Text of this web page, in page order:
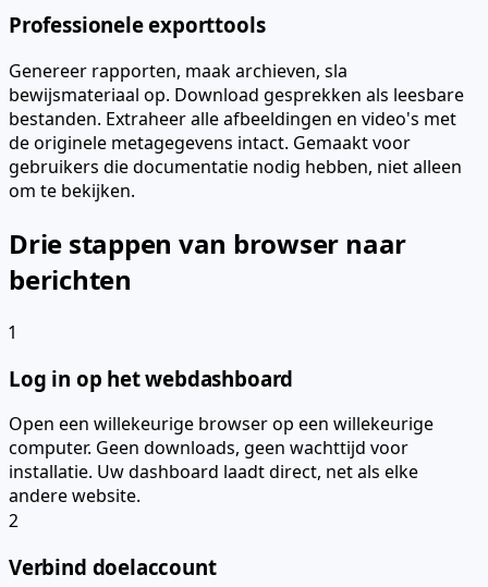
Professionele exporttools
Genereer rapporten, maak archieven, sla
bewijsmateriaal op. Download gesprekken als leesbare
bestanden. Extraheer alle afbeeldingen en video's met
de originele metagegevens intact. Gemaakt voor
gebruikers die documentatie nodig hebben, niet alleen
om te bekijken.
Drie stappen van browser naar
berichten
1
Log in op het webdashboard
Open een willekeurige browser op een willekeurige
computer. Geen downloads, geen wachttijd voor
installatie. Uw dashboard laadt direct, net als elke
andere website.
2
Verbind doelaccount